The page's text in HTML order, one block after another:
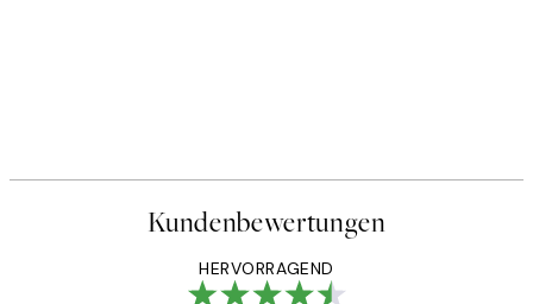
Kundenbewertungen
HERVORRAGEND